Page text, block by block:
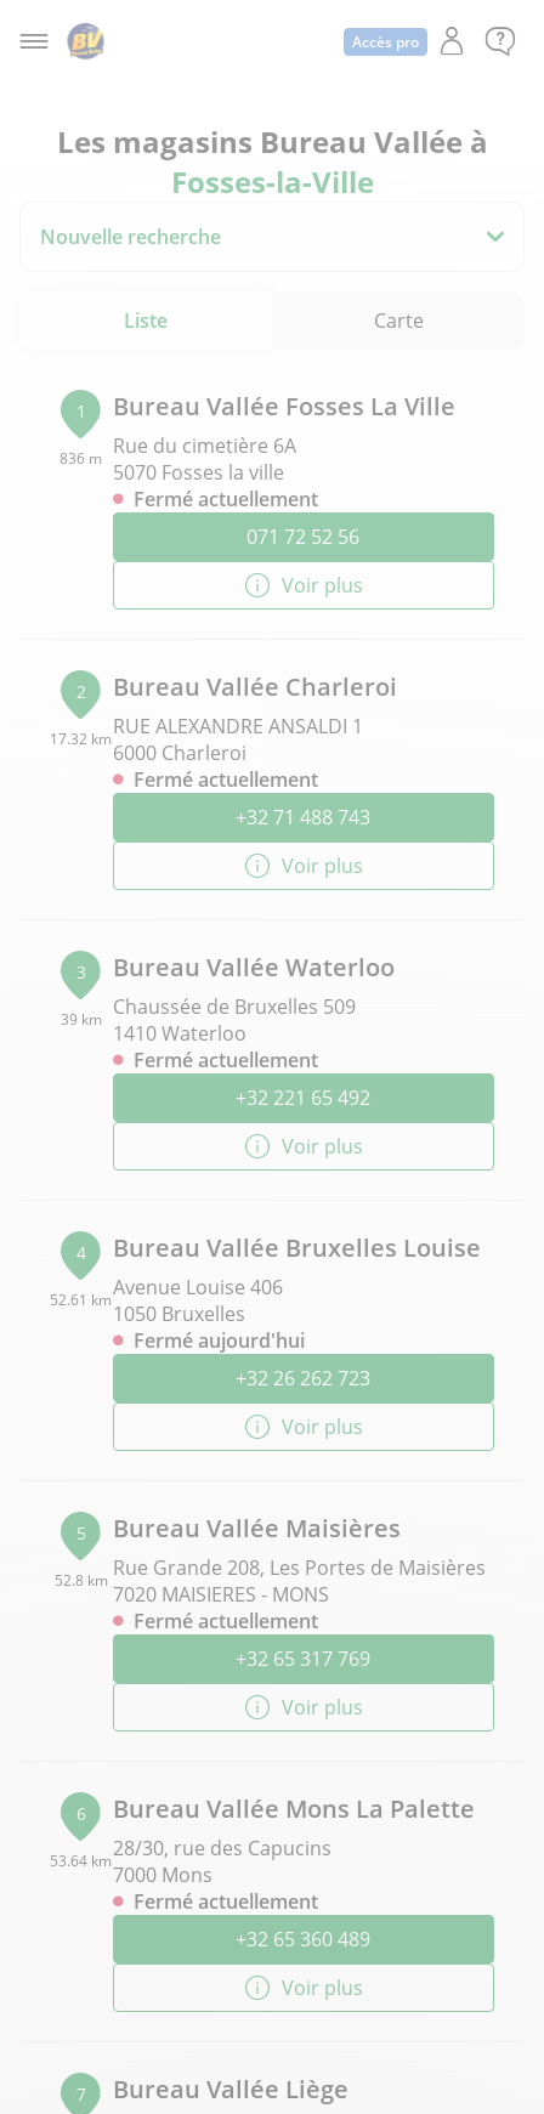
Accès pro
Les magasins Bureau Vallée à
Fosses-la-Ville
Nouvelle recherche
Liste Carte
1
836 m
Bureau Vallée Fosses La Ville
Rue du cimetière 6A
5070 Fosses la ville
Fermé actuellement
071 72 52 56
Voir plus
2
17.32 km
Bureau Vallée Charleroi
RUE ALEXANDRE ANSALDI 1
6000 Charleroi
Fermé actuellement
+32 71 488 743
Voir plus
3
39 km
Bureau Vallée Waterloo
Chaussée de Bruxelles 509
1410 Waterloo
Fermé actuellement
+32 221 65 492
Voir plus
4
52.61 km
Bureau Vallée Bruxelles Louise
Avenue Louise 406
1050 Bruxelles
Fermé aujourd'hui
+32 26 262 723
Voir plus
5
52.8 km
Bureau Vallée Maisières
Rue Grande 208, Les Portes de Maisières
7020 MAISIERES - MONS
Fermé actuellement
+32 65 317 769
Voir plus
6
53.64 km
Bureau Vallée Mons La Palette
28/30, rue des Capucins
7000 Mons
Fermé actuellement
+32 65 360 489
Voir plus
7 Bureau Vallée Liège